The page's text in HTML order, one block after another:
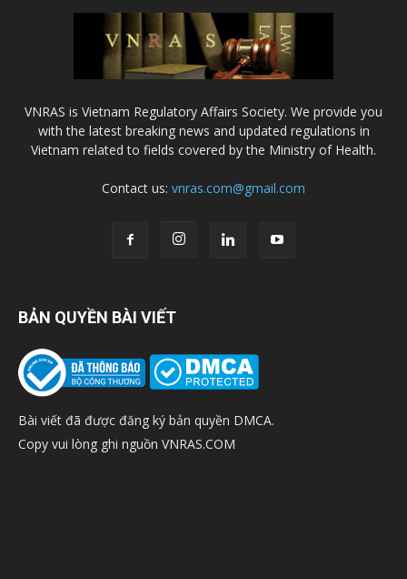
VNRAS is Vietnam Regulatory Affairs Society. We provide you
with the latest breaking news and updated regulations in
Vietnam related to fields covered by the Ministry of Health.
Contact us: vnras.com@gmail.com
BẢN QUYỀN BÀI VIẾT
Bài viết đã được đăng ký bản quyền DMCA.
Copy vui lòng ghi nguồn VNRAS.COM